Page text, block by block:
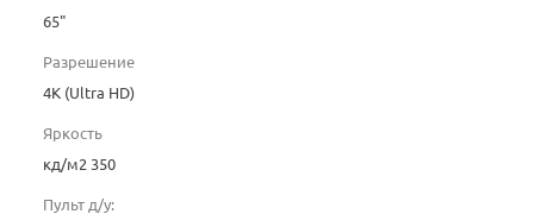
65"
Разрешение
4K (Ultra HD)
Яркость
кд/м2 350
Пульт д/у: